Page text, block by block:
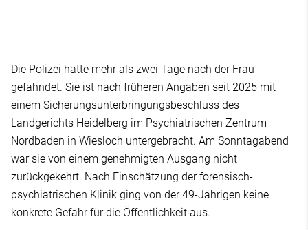
Die Polizei hatte mehr als zwei Tage nach der Frau
gefahndet. Sie ist nach früheren Angaben seit 2025 mit
einem Sicherungsunterbringungsbeschluss des
Landgerichts Heidelberg im Psychiatrischen Zentrum
Nordbaden in Wiesloch untergebracht. Am Sonntagabend
war sie von einem genehmigten Ausgang nicht
zurückgekehrt. Nach Einschätzung der forensisch-
psychiatrischen Klinik ging von der 49-Jährigen keine
konkrete Gefahr für die Öffentlichkeit aus.